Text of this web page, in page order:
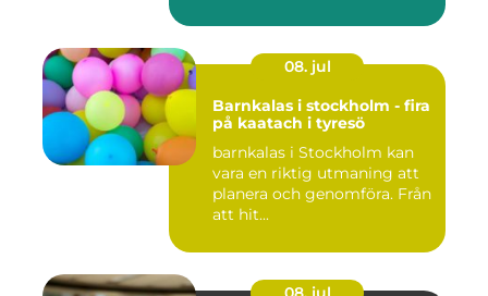
08. jul
Barnkalas i stockholm - fira
på kaatach i tyresö
barnkalas i Stockholm kan
vara en riktig utmaning att
planera och genomföra. Från
att hit...